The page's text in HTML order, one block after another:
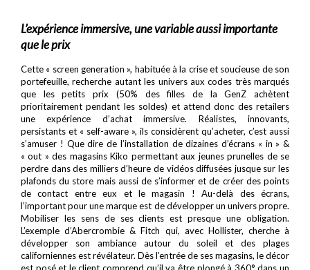
L’expérience immersive, une variable aussi importante
que le prix
Cette « screen generation », habituée à la crise et soucieuse de son
portefeuille, recherche autant les univers aux codes très marqués
que les petits prix (50% des filles de la GenZ achètent
prioritairement pendant les soldes) et attend donc des retailers
une expérience d’achat immersive. Réalistes, innovants,
persistants et « self-aware », ils considèrent qu’acheter, c’est aussi
s’amuser ! Que dire de l’installation de dizaines d’écrans « in » &
« out » des magasins Kiko permettant aux jeunes prunelles de se
perdre dans des milliers d’heure de vidéos diffusées jusque sur les
plafonds du store mais aussi de s’informer et de créer des points
de contact entre eux et le magasin ! Au-delà des écrans,
l’important pour une marque est de développer un univers propre.
Mobiliser les sens de ses clients est presque une obligation.
L’exemple d’Abercrombie & Fitch qui, avec Hollister, cherche à
développer son ambiance autour du soleil et des plages
californiennes est révélateur. Dès l’entrée de ses magasins, le décor